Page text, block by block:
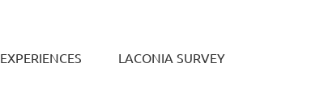
EXPERIENCES LACONIA SURVEY